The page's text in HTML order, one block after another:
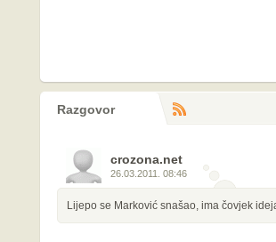
Razgovor
komentara
crozona.net
26.03.2011. 08:46
Lijepo se Marković snašao, ima čovjek